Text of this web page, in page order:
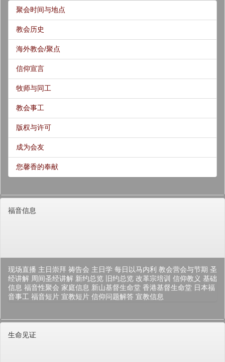
聚会时间与地点
教会历史
海外教会/聚点
信仰宣言
牧师与同工
教会事工
版权与许可
成为会友
您馨香的奉献
福音信息
现场直播 主日崇拜 祷告会 主日学 每日以马内利 教会营会与节期 圣
经讲解 周间圣经讲解 新约总览 旧约总览 改革宗培训 信仰教义 基础
信息 福音性聚会 家庭信息 新山基督生命堂 香港基督生命堂 日本福
音事工 福音短片 宣教短片 信仰问题解答 宣教信息
生命见证